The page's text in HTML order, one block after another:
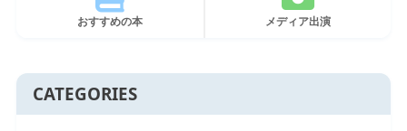
おすすめの本 メディア出演
CATEGORIES